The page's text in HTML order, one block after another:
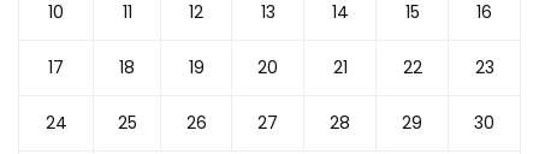
10 11 12 13 14 15 16
17 18 19 20 21 22 23
24 25 26 27 28 29 30